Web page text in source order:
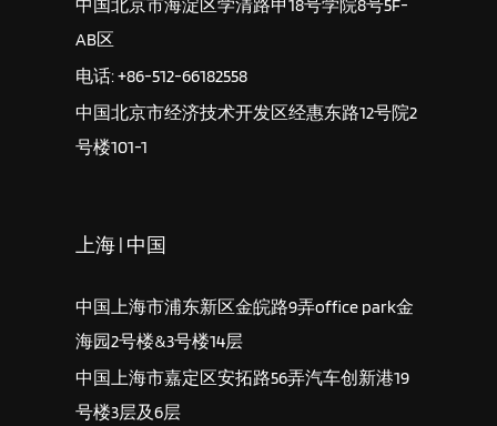
中国北京市海淀区学清路甲18号学院8号5F-
AB区
电话: +86-512-66182558
中国北京市经济技术开发区经惠东路12号院2
号楼101-1
上海 | 中国
中国上海市浦东新区金皖路9弄office park金
海园2号楼&3号楼14层
中国上海市嘉定区安拓路56弄汽车创新港19
号楼3层及6层